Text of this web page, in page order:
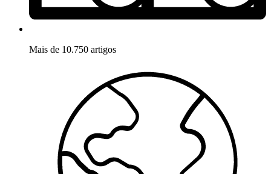
Mais de 10.750 artigos